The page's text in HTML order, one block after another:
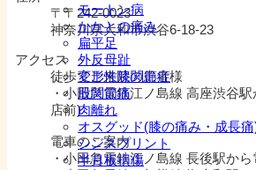
モートン病
かかとの痛み
扁平足
外反母趾
変形性膝関節症
股関節痛
肉離れ
オスグッド(膝の痛み・成長痛
シンスプリント
半月板損傷
〒〒242-0023
神奈川県大和市渋谷6-18-23
アクセス
徒歩でご来院の患者様
・小田急電鉄江ノ島線 高座渋谷
店前)
電車のご案内
・小田急電鉄江ノ島線 長後駅か